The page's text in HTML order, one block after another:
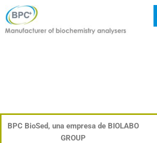
contenido
BPC BioSed, una empresa de BIOLABO
GROUP